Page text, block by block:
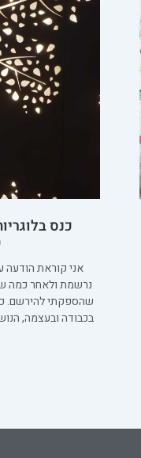
כנס
אני קוראת הודעה
נרשמת ולאחר כמה
שהספקתי להירשם.